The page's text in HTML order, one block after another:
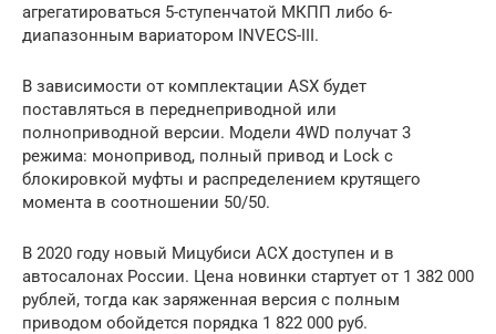
агрегатироваться 5-ступенчатой МКПП либо 6-
диапазонным вариатором INVECS-III.
В зависимости от комплектации ASX будет
поставляться в переднеприводной или
полноприводной версии. Модели 4WD получат 3
режима: монопривод, полный привод и Lock с
блокировкой муфты и распределением крутящего
момента в соотношении 50/50.
В 2020 году новый Мицубиси АСХ доступен и в
автосалонах России. Цена новинки стартует от 1 382 000
рублей, тогда как заряженная версия с полным
приводом обойдется порядка 1 822 000 руб.